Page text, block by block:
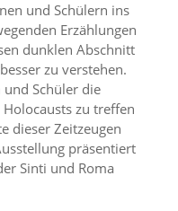
und Schülern ins
Erzählungen
dunklen Abschnitt
zu verstehen.
Schüler die
zu treffen
dieser Zeitzeugen
präsentiert
Sinti und Roma